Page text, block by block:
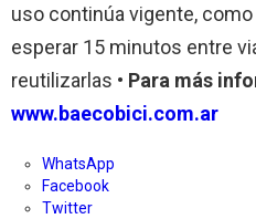
uso continúa vigente,
esperar 15 minutos entre
reutilizarlas • Para más
www.baecobici.com.ar
WhatsApp
Facebook
Twitter